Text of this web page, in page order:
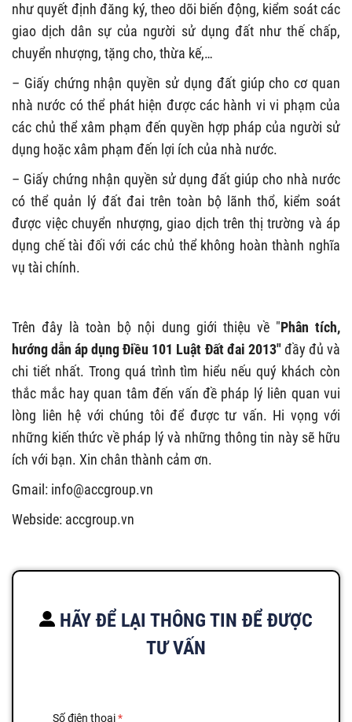
như quyết định đăng ký, theo dõi biến động, kiểm soát các
giao dịch dân sự của người sử dụng đất như thế chấp,
chuyển nhượng, tặng cho, thừa kế,…
– Giấy chứng nhận quyền sử dụng đất giúp cho cơ quan
nhà nước có thể phát hiện được các hành vi vi phạm của
các chủ thể xâm phạm đến quyền hợp pháp của người sử
dụng hoặc xâm phạm đến lợi ích của nhà nước.
– Giấy chứng nhận quyền sử dụng đất giúp cho nhà nước
có thể quản lý đất đai trên toàn bộ lãnh thổ, kiểm soát
được việc chuyển nhượng, giao dịch trên thị trường và áp
dụng chế tài đối với các chủ thể không hoàn thành nghĩa
vụ tài chính.
Trên đây là toàn bộ nội dung giới thiệu về "Phân tích,
hướng dẫn áp dụng Điều 101 Luật Đất đai 2013"đầy đủ và
chi tiết nhất. Trong quá trình tìm hiểu nếu quý khách còn
thắc mắc hay quan tâm đến vấn đề pháp lý liên quan vui
lòng liên hệ với chúng tôi để được tư vấn. Hi vọng với
những kiến thức về pháp lý và những thông tin này sẽ hữu
ích với bạn. Xin chân thành cảm ơn.
Gmail: info@accgroup.vn
Webside: accgroup.vn
HÃY ĐỂ LẠI THÔNG TIN ĐỂ ĐƯỢC
TƯ VẤN